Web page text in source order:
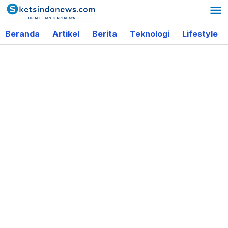
Lewati
ke
konten
Beranda Artikel Berita Teknologi Lifestyle